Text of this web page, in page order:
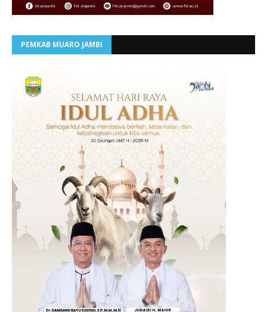
PEMKAB MUARO JAMBI